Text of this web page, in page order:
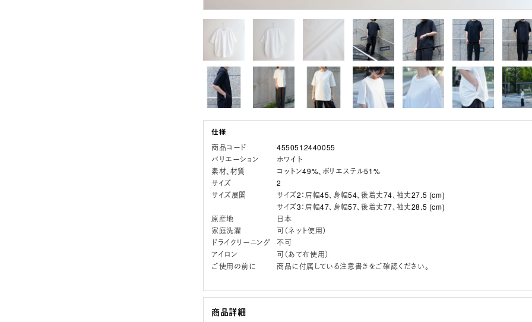
商品コード
4550512440055
バリエーション
ホワイト
素材、材質
コットン49%、ポリエステル51%
サイズ
2
サイズ展開
サイズ2：肩幅45、身幅54、後着丈74、袖丈27.5 (cm)
サイズ3：肩幅47、身幅57、後着丈77、袖丈28.5 (cm)
原産地
日本
家庭洗濯
可（ネット使用）
ドライクリーニング
不可
アイロン
可（あて布使用）
ご使用の前に
商品に付属している注意書きをご確認ください。
商品詳細